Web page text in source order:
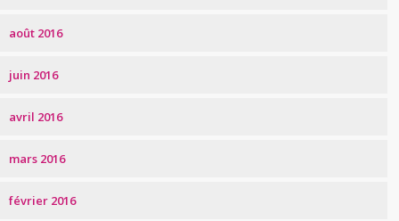
août 2016
juin 2016
avril 2016
mars 2016
février 2016